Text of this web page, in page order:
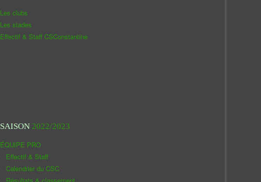
Les clubs
Les stades
Effectif & Staff CSConstantine
SAISON 2022/2023
ÉQUIPE PRO
Effectif & Staff
Calendrier du CSC